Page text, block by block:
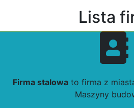
Lista
Firma stalowato firma z
Maszyny